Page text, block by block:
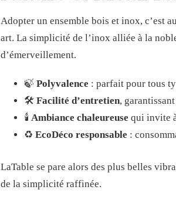
Adopter un ensemble bois et inox, c’est
art. La simplicité de l’inox alliée à la
d’émerveillement.
🍃 Polyvalence : parfait pour tous
🛠️ Facilité d’entretien,
🕯️ Ambiance chaleureuse qui invite
♻️ EcoDéco responsable :
LaTable se pare alors des plus belles
de la simplicité raffinée.